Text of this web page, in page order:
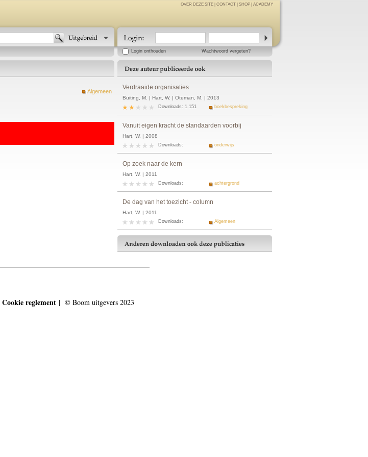
OVER DEZE SITE CONTACT SHOP ACADEMY
Login onthouden Wachtwoord vergeten?
Algemeen
Verdraaide organisaties
Buiting, M. | Hart, W. | Oteman, M. | 2013
Downloads: 1.151 boekbespreking
Vanuit eigen kracht de standaarden voorbij
Hart, W. | 2008
Downloads: onderwijs
Op zoek naar de kern
Hart, W. | 2011
Downloads: achtergrond
De dag van het toezicht - column
Hart, W. | 2011
Downloads: Algemeen
Cookie reglement | © Boom uitgevers 2023